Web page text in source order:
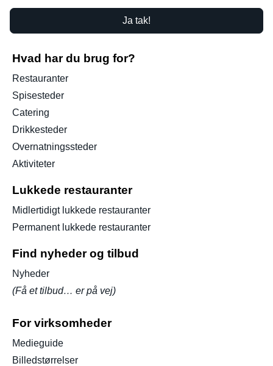
Ja tak!
Hvad har du brug for?
Restauranter
Spisesteder
Catering
Drikkesteder
Overnatningssteder
Aktiviteter
Lukkede restauranter
Midlertidigt lukkede restauranter
Permanent lukkede restauranter
Find nyheder og tilbud
Nyheder
(Få et tilbud… er på vej)
For virksomheder
Medieguide
Billedstørrelser